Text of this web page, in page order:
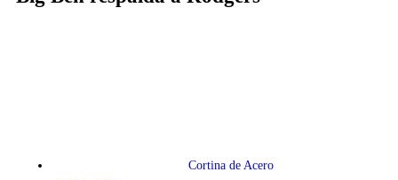
Cortina de Acero